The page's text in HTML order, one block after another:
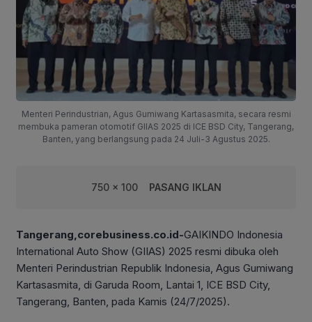
Menteri Perindustrian, Agus Gumiwang Kartasasmita, secara resmi
membuka pameran otomotif GIIAS 2025 di ICE BSD City, Tangerang,
Banten, yang berlangsung pada 24 Juli-3 Agustus 2025.
750 x 100 PASANG IKLAN
Tangerang,corebusiness.co.id-GAIKINDO Indonesia
International Auto Show (GIIAS) 2025 resmi dibuka oleh
Menteri Perindustrian Republik Indonesia, Agus Gumiwang
Kartasasmita, di Garuda Room, Lantai 1, ICE BSD City,
Tangerang, Banten, pada Kamis (24/7/2025).